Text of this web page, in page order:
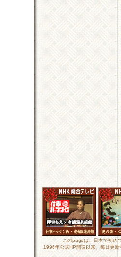
このpageは、日本で初め
1996年公式HP開設以来、毎日更